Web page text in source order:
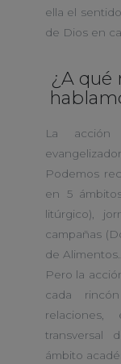
ella el
de Dios en
¿A qué
La acción
Podemos
en 5
litúrgico),
campañas
de
Pero la
cada
transversal
ámbito